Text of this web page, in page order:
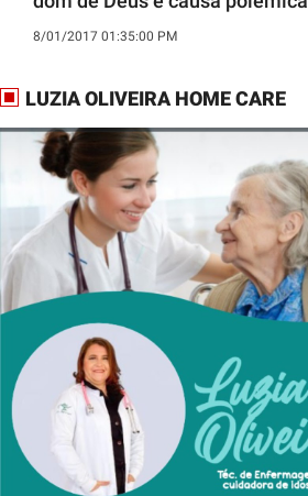
8/01/2017 01:35:00 PM
LUZIA OLIVEIRA HOME CARE